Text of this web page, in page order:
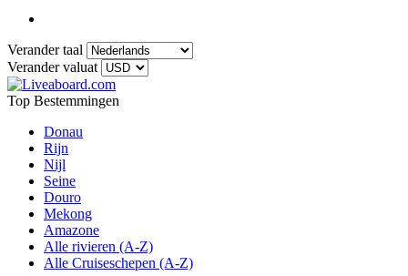
Verander taal
Verander valuat
Top Bestemmingen
Donau
Rijn
Nijl
Seine
Douro
Mekong
Amazone
Alle rivieren (A-Z)
Alle Cruiseschepen (A-Z)